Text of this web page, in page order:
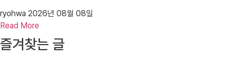
ryohwa 2026년 08월 08일
Read More
즐겨찾는 글